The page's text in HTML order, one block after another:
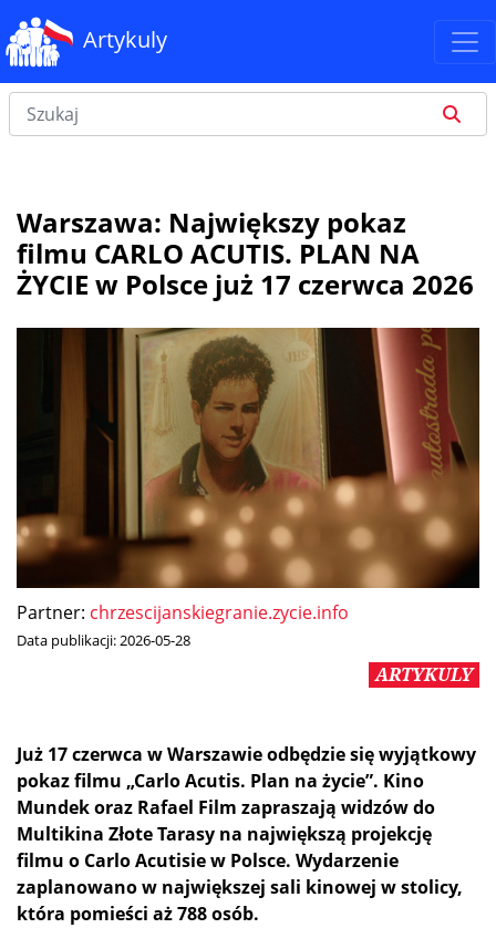
Artykuly
Warszawa: Największy pokaz
filmu CARLO ACUTIS. PLAN NA
ŻYCIE w Polsce już 17 czerwca 2026
Partner: chrzescijanskiegranie.zycie.info
Data publikacji:2026-05-28
ARTYKULY
Już 17 czerwca w Warszawie odbędzie się wyjątkowy
pokaz filmu „Carlo Acutis. Plan na życie”. Kino
Mundek oraz Rafael Film zapraszają widzów do
Multikina Złote Tarasy na największą projekcję
filmu o Carlo Acutisie w Polsce. Wydarzenie
zaplanowano w największej sali kinowej w stolicy,
która pomieści aż 788 osób.